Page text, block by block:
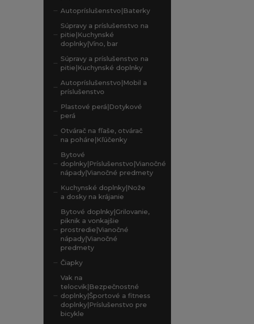
Autopríslušenstvo|Baterky
Súpravy a príslušenstvo na
pitie|Kuchynské
doplnky|Víno, bar
Súpravy a príslušenstvo na
pitie|Kuchynské doplnky
Autopríslušenstvo|Mobil a
príslušenstvo
Plastové perá|Dotykové
perá
Otvárač na fľaše, otvárač
na poháre|Kľúčenky
Bytové
doplnky|Príslušenstvo|Vianočné
nápady|Vianočné predmety
Kuchynské doplnky|Nože
a dosky na krájanie
Bytové doplnky|Grilovanie,
piknik a vonkajšie
prostredie|Vianočné
nápady|Vianočné
predmety
Čiapky
Vak na
telocvik|Bezpečnostné
doplnky|Športové a fitness
doplnky|Príslušenstvo pre
bicykle